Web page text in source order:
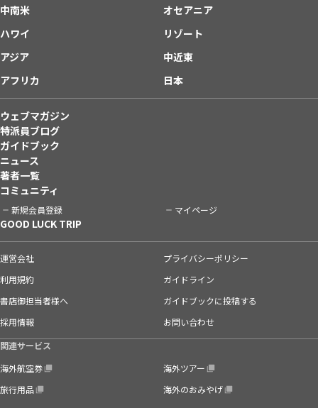
中南米
オセアニア
ハワイ
リゾート
アジア
中近東
アフリカ
日本
ウェブマガジン
特派員ブログ
ガイドブック
ニュース
著者一覧
コミュニティ
新規会員登録 マイページ
GOOD LUCK TRIP
運営会社
プライバシーポリシー
利用規約
ガイドライン
書店御担当者様へ
ガイドブックに投稿する
採用情報
お問い合わせ
関連サービス
海外航空券
海外ツアー
旅行用品
海外のおみやげ